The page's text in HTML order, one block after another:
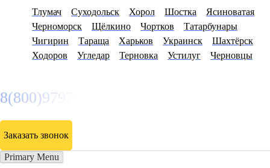
Тлумач Суходольск Хорол Шостка
Ясиноватая
Черноморск
Щёлкино Чортков
Татарбунары
Чигирин
Тараща Харьков Украинск
Шахтёрск
Ходоров
Угледар Терновка Устилуг Черновцы
8(800)9797043
Заказать звонок
Primary Menu